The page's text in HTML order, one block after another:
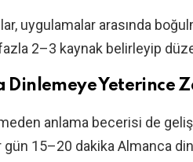
uygulamalar arasında
2–3 kaynak belirleyip
Dinlemeye Yeterince
anlama becerisi de
gün 15–20 dakika Almanca